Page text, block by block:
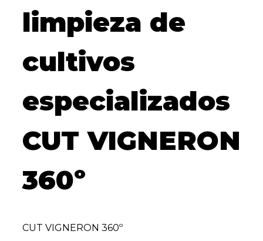
limpieza de
cultivos
especializados
CUT VIGNERON
360º
CUT VIGNERON 360º